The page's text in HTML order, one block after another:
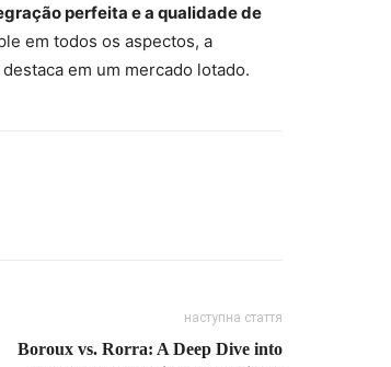
perfeita e a qualidade de
em todos os aspectos, a
em um mercado lotado.
наступна стаття
Boroux vs. Rorra: A Deep Dive into